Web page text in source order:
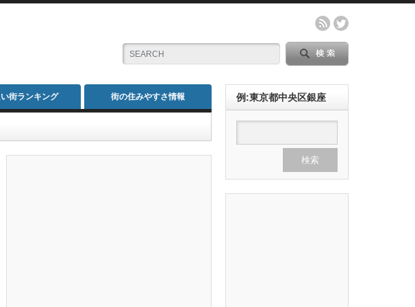
街ランキング 街の住みやすさ情報 例:東京都中央区銀座